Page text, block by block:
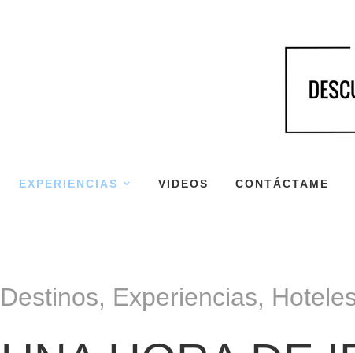
EXPERIENCIAS VIDEOS CONTÁCTAME
Destinos, Experiencias,